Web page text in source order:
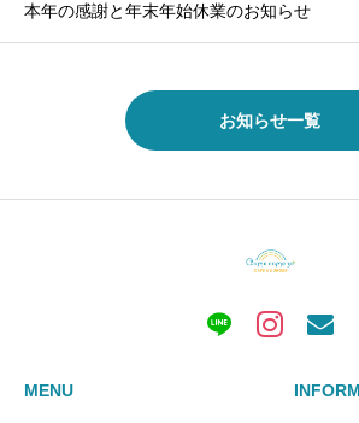
本年の感謝と年末年始休業のお知らせ
お知らせ一覧
MENU